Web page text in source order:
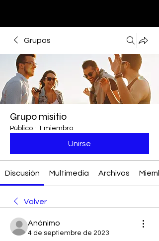
Grupos
Grupo misitio
Público · 1 miembro
Unirse
Discusión Multimedia Archivos
Volver
Anónimo
4 de septiembre de 2023